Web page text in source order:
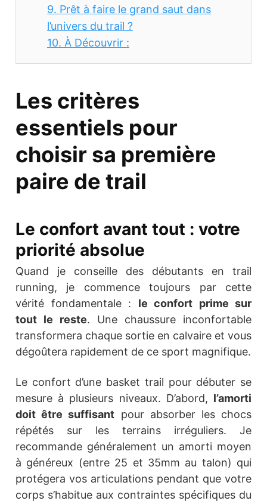
9. Prêt à faire le grand saut dans
l’univers du trail ?
10. À Découvrir :
Les critères
essentiels pour
choisir sa première
paire de trail
Le confort avant tout : votre
priorité absolue
Quand je conseille des débutants en trail
running, je commence toujours par cette
vérité fondamentale : le confort prime sur
tout le reste. Une chaussure inconfortable
transformera chaque sortie en calvaire et vous
dégoûtera rapidement de ce sport magnifique.
Le confort d’une basket trail pour débuter se
mesure à plusieurs niveaux. D’abord, l’amorti
doit être suffisant pour absorber les chocs
répétés sur les terrains irréguliers. Je
recommande généralement un amorti moyen
à généreux (entre 25 et 35mm au talon) qui
protégera vos articulations pendant que votre
corps s’habitue aux contraintes spécifiques du